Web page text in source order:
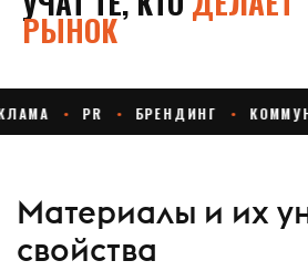
Материалы и их
свойства